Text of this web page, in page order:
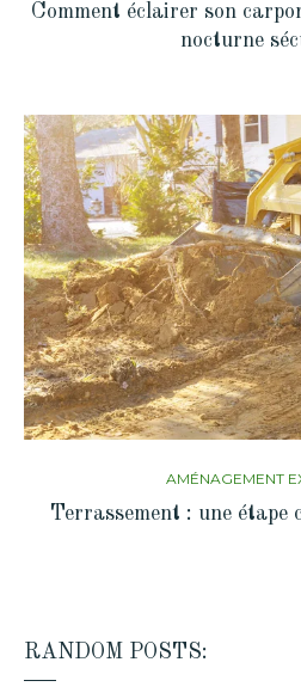
Comment éclairer son
nocturne
AMÉNAGEMENT
Terrassement : une
RANDOM POSTS: